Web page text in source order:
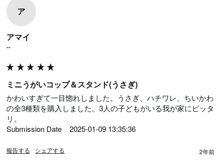
ア
アマイ
""
ミニうがいコップ＆スタンド(うさぎ)
かわいすぎて一目惚れしました。うさぎ、ハチワレ、ちいかわ
の全3種類を購入しました。3人の子どもがいる我が家にピッタ
リ。
Submission Date	2025-01-09 13:35:36
報告する シェアする 2年前